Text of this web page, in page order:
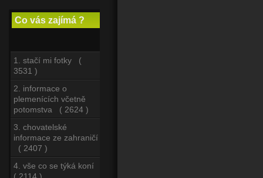
Co vás zajímá ?
1. stačí mi fotky (
3531 )
2. informace o
plemenících včetně
potomstva ( 2624 )
3. chovatelské
informace ze zahraničí
( 2407 )
4. vše co se týká koní